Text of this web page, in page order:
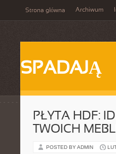
Strona główna Archiwum
SPADAJĄ
PŁYTA HDF:
TWOICH MEBLI
POSTED BY ADMIN